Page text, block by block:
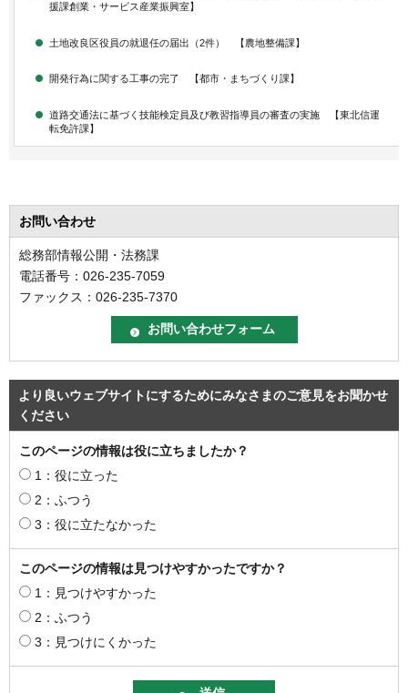
援課創業・サービス産業振興室】
土地改良区役員の就退任の届出（2件） 【農地整備課】
開発行為に関する工事の完了 【都市・まちづくり課】
道路交通法に基づく技能検定員及び教習指導員の審査の実施 【東北信運
転免許課】
お問い合わせ
総務部情報公開・法務課
電話番号：026-235-7059
ファックス：026-235-7370
より良いウェブサイトにするためにみなさまのご意見をお聞かせ
ください
このページの情報は役に立ちましたか？
1：役に立った
2：ふつう
3：役に立たなかった
このページの情報は見つけやすかったですか？
1：見つけやすかった
2：ふつう
3：見つけにくかった